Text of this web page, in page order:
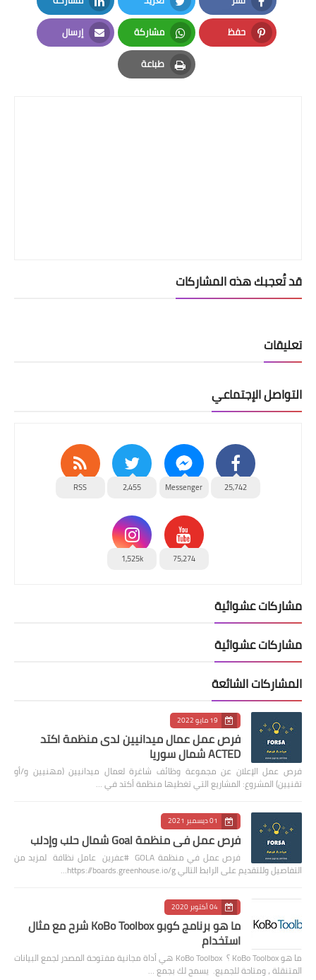
Facebook
Twitter
LinkedIn
حفظ
Pinterest
مشاركة
Whatsapp
إرسال
Email
طباعة
Print
قد تُعجبك هذه المشاركات
تعليقات
التواصل الإجتماعي
25,742
Messenger
2,455
RSS
75,274
1,525k
مشاركات عشوائية
مشاركات عشوائية
المشاركات الشائعة
19 مايو 2022
فرص عمل عمال ميدانيين لدى منظمة اكتد
ACTED شمال سوريا
فرص عمل الإعلان عن مجموعة وظائف شاغرة لعمال ميدانيين (مهنيين و/أو
تقنيين) المشروع: المشاريع التي تغطيها منظمة أكتد في …
01 ديسمبر 2021
فرص عمل في منظمة Goal شمال حلب وإدلب
فرص عمل في منظمة GOLA #عفرين عامل نظافة لمزيد من
التفاصيل وللتقديم على الرابط التالي https://boards.greenhouse.io/g…
04 أكتوبر 2020
ما هو برنامج كوبو KoBo Toolbox شرح مع مثال
استخدام
ما هو KoBo Toolbox ؟ KoBo Toolbox هي أداة مجانية مفتوحة المصدر لجمع البيانات
المتنقلة ، ومتاحة للجميع. يسمح لك بجمع …